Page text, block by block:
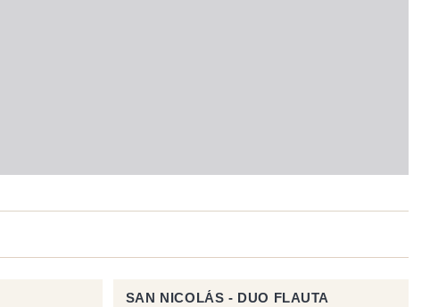
SAN NICOLÁS - DUO FLAUTA